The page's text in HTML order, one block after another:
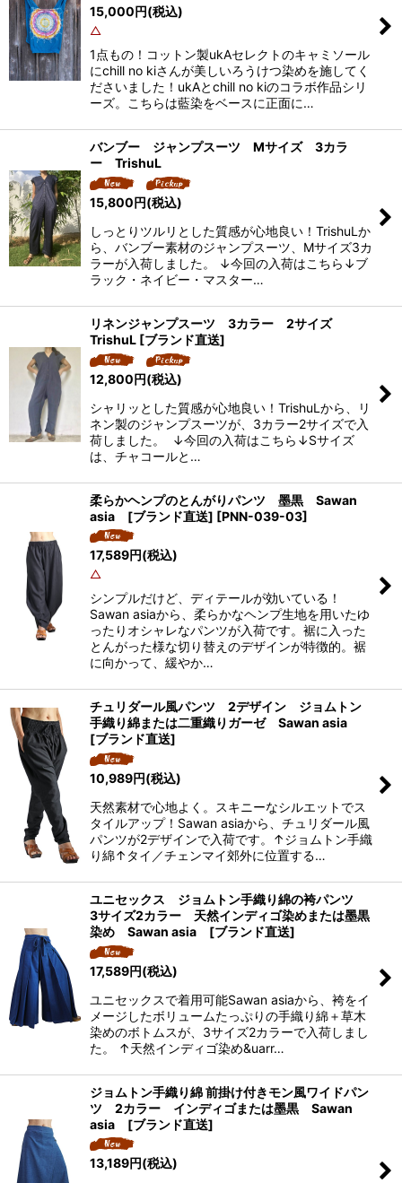
15,000 円(税込)
△
1点もの！コットン製ukAセレクトのキャミソール
にchill no kiさんが美しいろうけつ染めを施してく
ださいました！ukAとchill no kiのコラボ作品シリ
ーズ。こちらは藍染をベースに正面に…
バンブー ジャンプスーツ Mサイズ 3カラ
ー TrishuL
15,800円(税込)
しっとりツルリとした質感が心地良い！TrishuLか
ら、バンブー素材のジャンプスーツ、Mサイズ3カ
ラーが入荷しました。 ↓今回の入荷はこちら↓ブ
ラック・ネイビー・マスター…
リネンジャンプスーツ 3カラー 2サイズ
TrishuL [ブランド直送]
12,800円(税込)
シャリッとした質感が心地良い！TrishuLから、リ
ネン製のジャンプスーツが、3カラー2サイズで入
荷しました。 ↓今回の入荷はこちら↓Sサイズ
は、チャコールと…
柔らかヘンプのとんがりパンツ 墨黒 Sawan
asia [ブランド直送] [PNN-039-03]
17,589円(税込)
△
シンプルだけど、ディテールが効いている！
Sawan asiaから、柔らかなヘンプ生地を用いたゆ
ったりオシャレなパンツが入荷です。裾に入った
とんがった様な切り替えのデザインが特徴的。裾
に向かって、緩やか…
チュリダール風パンツ 2デザイン ジョムトン
手織り綿または二重織りガーゼ Sawan asia
[ブランド直送]
10,989円(税込)
天然素材で心地よく。スキニーなシルエットでス
タイルアップ！Sawan asiaから、チュリダール風
パンツが2デザインで入荷です。↑ジョムトン手織
り綿↑タイ／チェンマイ郊外に位置する…
ユニセックス ジョムトン手織り綿の袴パンツ
3サイズ2カラー 天然インディゴ染めまたは墨黒
染め Sawan asia [ブランド直送]
17,589円(税込)
ユニセックスで着用可能Sawan asiaから、袴をイ
メージしたボリュームたっぷりの手織り綿＋草木
染めのボトムスが、3サイズ2カラーで入荷しまし
た。 ↑天然インディゴ染め&uarr…
ジョムトン手織り綿 前掛け付きモン風ワイドパン
ツ 2カラー インディゴまたは墨黒 Sawan
asia [ブランド直送]
13,189円(税込)